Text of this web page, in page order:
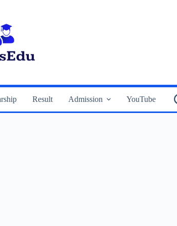
Result Admission YouTube